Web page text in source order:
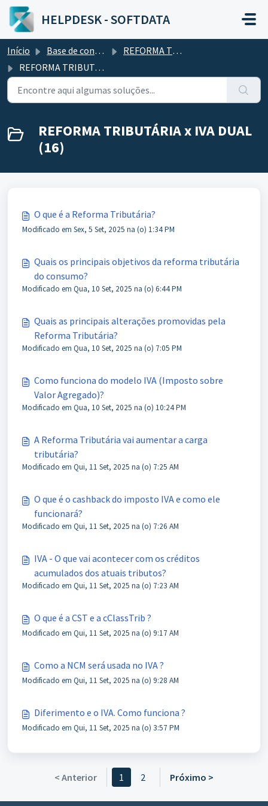
Ir para o conteúdo principal
HELPDESK - SOFTDATA
Início Base de conhecimento
REFORMA TRIBUTÁRIA
REFORMA TRIBUTÁRIA x IVA DUAL
REFORMA TRIBUTÁRIA x IVA DUAL
(16)
O que é a Reforma Tributária?
Modificado em Sex, 5 Set, 2025 na (o) 1:34 PM
Quais os principais objetivos da reforma tributária
do consumo?
Modificado em Qua, 10 Set, 2025 na (o) 6:44 PM
Quais as principais alterações promovidas pela
Reforma Tributária?
Modificado em Qua, 10 Set, 2025 na (o) 7:05 PM
Como funciona do modelo IVA (Imposto sobre
Valor Agregado)?
Modificado em Qua, 10 Set, 2025 na (o) 10:24 PM
A Reforma Tributária vai aumentar a carga
tributária?
Modificado em Qui, 11 Set, 2025 na (o) 7:25 AM
O que é o cashback do imposto IVA e como ele
funcionará?
Modificado em Qui, 11 Set, 2025 na (o) 7:26 AM
IVA - O que vai acontecer com os créditos
acumulados dos atuais tributos?
Modificado em Qui, 11 Set, 2025 na (o) 7:23 AM
O que é a CST e a cClassTrib ?
Modificado em Qui, 11 Set, 2025 na (o) 9:17 AM
Como a NCM será usada no IVA ?
Modificado em Qui, 11 Set, 2025 na (o) 9:28 AM
Diferimento e o IVA. Como funciona ?
Modificado em Qui, 11 Set, 2025 na (o) 3:57 PM
< Anterior 1 2 Próximo >